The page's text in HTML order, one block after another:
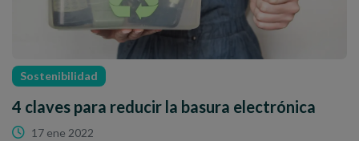
Sostenibilidad
4 claves para reducir la basura electrónica
17 ene 2022